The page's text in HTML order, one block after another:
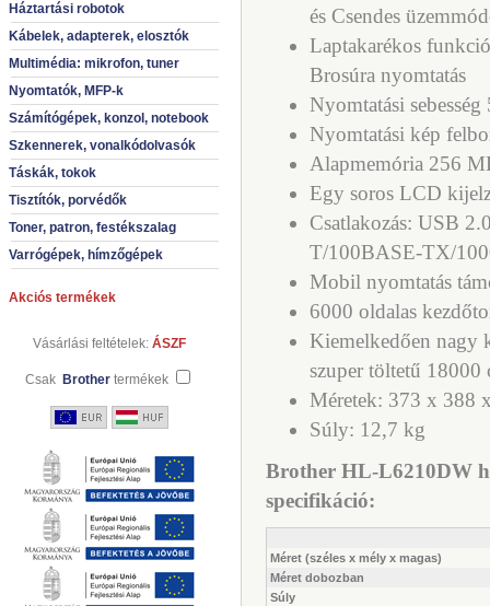
Háztartási robotok
Kábelek, adapterek, elosztók
Multimédia: mikrofon, tuner
Nyomtatók, MFP-k
Számítógépek, konzol, notebook
Szkennerek, vonalkódolvasók
Táskák, tokok
Tisztítók, porvédők
Toner, patron, festékszalag
Varrógépek, hímzőgépek
Akciós termékek
Vásárlási feltételek: ÁSZF
Csak Brother termékek
és Csendes
Laptakarékos
Brosúra nyomtatás
Nyomtatási
Nyomtatási kép
Alapmemória 256
Egy soros LCD
Csatlakozás: USB
T/100BASE-TX/
Mobil nyomtatás
6000 oldalas
Kiemelkedően nagy
szuper töltetű 18000
Méretek: 373 x 388
Súly: 12,7 kg
Brother HL-L6210DW
specifikáció:
Méret (széles x mély x magas)
Méret dobozban
Súly